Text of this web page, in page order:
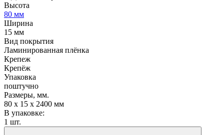
Высота
80 мм
Ширина
15 мм
Вид покрытия
Ламинированная плёнка
Крепеж
Крепёж
Упаковка
поштучно
Размеры, мм.
80 х 15 х 2400 мм
В упаковке:
1 шт.